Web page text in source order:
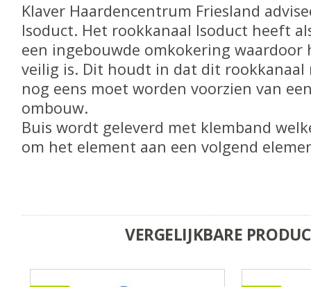
Klaver Haardencentrum Friesland
Isoduct. Het rookkanaal Isoduct heeft
een ingebouwde omkokering waardoor
veilig is. Dit houdt in dat dit
nog eens moet worden voorzien van
ombouw.
Buis wordt geleverd met klemband
om het element aan een volgend
VERGELIJKBARE